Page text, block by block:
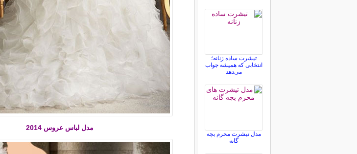
مدل لباس عروس 2014
تیشرت ساده زنانه؛
انتخابی که همیشه جواب
می‌دهد
مدل تیشرت محرم بچه
گانه